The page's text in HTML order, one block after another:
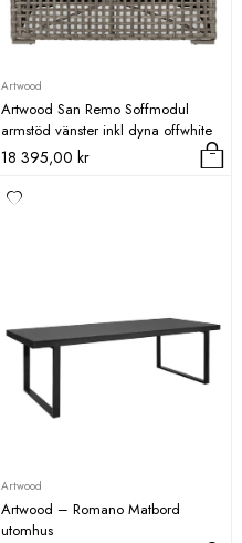
Artwood
Artwood San Remo Soffmodul
armstöd vänster inkl dyna offwhite
18 395,00 kr
Artwood
Artwood – Romano Matbord
utomhus